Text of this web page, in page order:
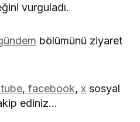
vurguladı.
bölümünü ziyaret
, facebook, x sosyal
ediniz…